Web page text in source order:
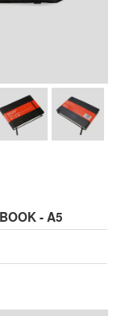
- A5